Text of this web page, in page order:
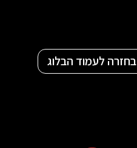
בחזרה לעמוד הבלוג